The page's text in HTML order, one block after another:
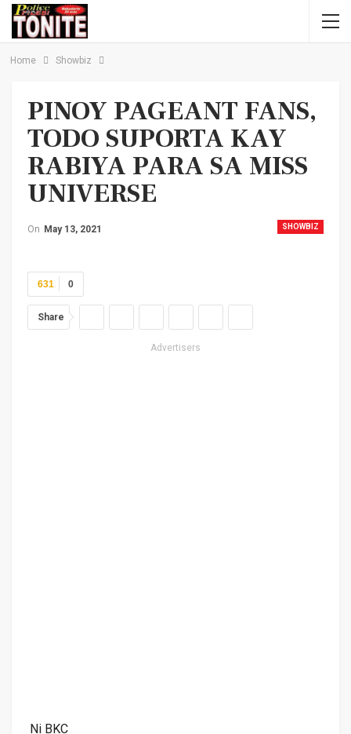
Home Showbiz
PINOY PAGEANT FANS,
TODO SUPORTA KAY
RABIYA PARA SA MISS
UNIVERSE
SHOWBIZ
On May 13, 2021
0
631
Share
Advertisers
Ni BKC